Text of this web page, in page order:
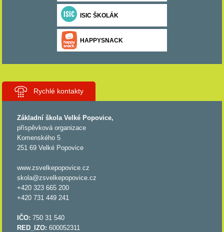
ISIC ŠKOLÁK
HAPPYSNACK
Rychlé kontakty
Základní škola Velké Popovice,
příspěvková organizace
Komenského 5
251 69 Velké Popovice
www.zsvelkepopovice.cz
skola@zsvelkepopovice.cz
+420 323 665 200
+420 731 449 241
IČO:750 31 540
RED_IZO: 600052311